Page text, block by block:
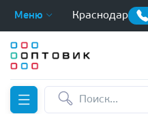
Меню Краснодар